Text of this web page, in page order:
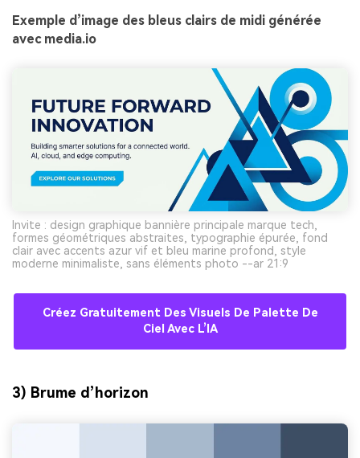
Exemple d’image des bleus clairs de midi générée
avec media.io
Invite : design graphique bannière principale marque tech,
formes géométriques abstraites, typographie épurée, fond
clair avec accents azur vif et bleu marine profond, style
moderne minimaliste, sans éléments photo --ar 21:9
Créez Gratuitement Des Visuels De Palette De
Ciel Avec L’IA
3) Brume d’horizon